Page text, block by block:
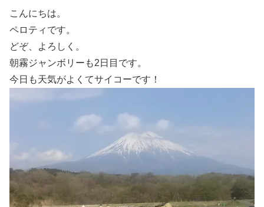
こんにちは。
ペロティです。
どぞ、よろしく。
朝霧ジャンボリーも2日目です。
今日も天気がよくてサイコーです！